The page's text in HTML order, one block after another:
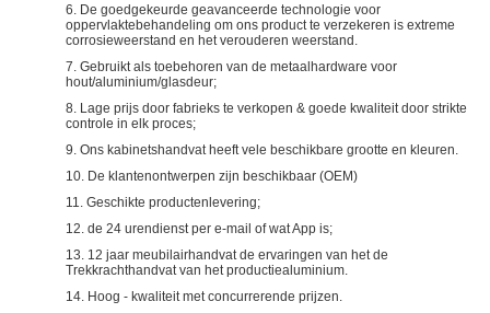
6. De goedgekeurde geavanceerde technologie voor
oppervlaktebehandeling om ons product te verzekeren is extreme
corrosieweerstand en het verouderen weerstand.
7. Gebruikt als toebehoren van de metaalhardware voor
hout/aluminium/glasdeur;
8. Lage prijs door fabrieks te verkopen & goede kwaliteit door strikte
controle in elk proces;
9. Ons kabinetshandvat heeft vele beschikbare grootte en kleuren.
10. De klantenontwerpen zijn beschikbaar (OEM)
11. Geschikte productenlevering;
12. de 24 urendienst per e-mail of wat App is;
13. 12 jaar meubilairhandvat de ervaringen van het de
Trekkrachthandvat van het productiealuminium.
14. Hoog - kwaliteit met concurrerende prijzen.